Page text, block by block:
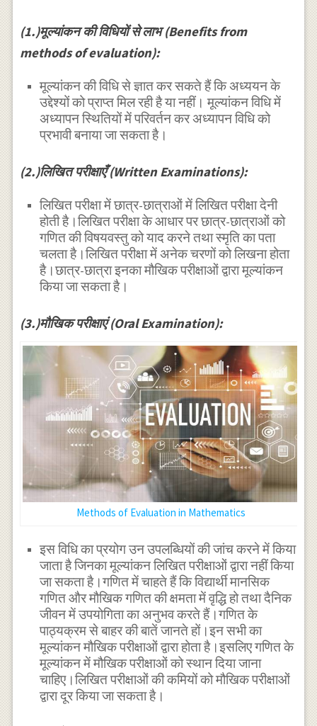
(1.)मूल्यांकन की विधियों से लाभ (Benefits from
methods of evaluation):
मूल्यांकन की विधि से ज्ञात कर सकते हैं कि अध्ययन के
उद्देश्यों को प्राप्त मिल रही है या नहीं। मूल्यांकन विधि में
अध्यापन स्थितियों में परिवर्तन कर अध्यापन विधि को
प्रभावी बनाया जा सकता है।
(2.)लिखित परीक्षाएँ (Written Examinations):
लिखित परीक्षा में छात्र-छात्राओं में लिखित परीक्षा देनी
होती है।लिखित परीक्षा के आधार पर छात्र-छात्राओं को
गणित की विषयवस्तु को याद करने तथा स्मृति का पता
चलता है।लिखित परीक्षा में अनेक चरणों को लिखना होता
है।छात्र-छात्रा इनका मौखिक परीक्षाओं द्वारा मूल्यांकन
किया जा सकता है।
(3.)मौखिक परीक्षाएं (Oral Examination):
Methods of Evaluation in Mathematics
इस विधि का प्रयोग उन उपलब्धियों की जांच करने में किया
जाता है जिनका मूल्यांकन लिखित परीक्षाओं द्वारा नहीं किया
जा सकता है।गणित में चाहते हैं कि विद्यार्थी मानसिक
गणित और मौखिक गणित की क्षमता में वृद्धि हो तथा दैनिक
जीवन में उपयोगिता का अनुभव करते हैं।गणित के
पाठ्यक्रम से बाहर की बातें जानते हों।इन सभी का
मूल्यांकन मौखिक परीक्षाओं द्वारा होता है।इसलिए गणित के
मूल्यांकन में मौखिक परीक्षाओं को स्थान दिया जाना
चाहिए।लिखित परीक्षाओं की कमियों को मौखिक परीक्षाओं
द्वारा दूर किया जा सकता है।